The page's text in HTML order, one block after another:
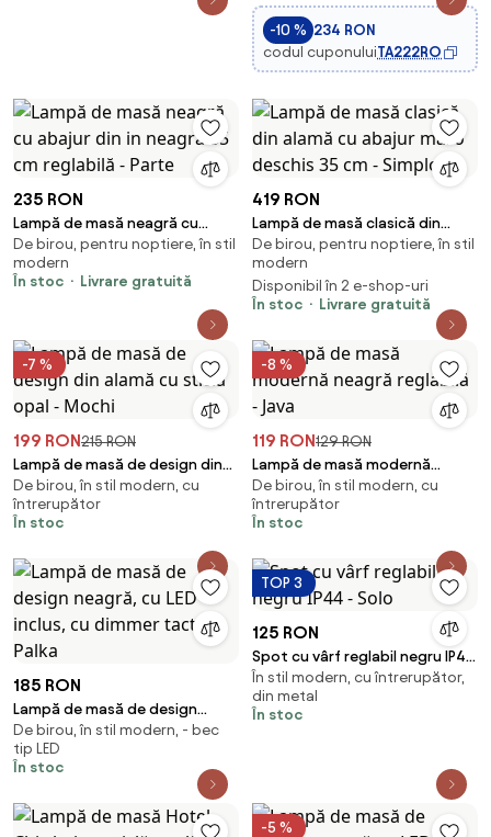
-10 % 234 RON
codul cuponuluiTA222RO
235 RON
Lampă de masă neagră cu
abajur din in neagră 35 cm
reglabilă - Parte
De birou, pentru noptiere, în stil
modern
În stoc
Livrare gratuită
419 RON
Lampă de masă clasică din
alamă cu abajur maro deschis
35 cm - Simplo
De birou, pentru noptiere, în stil
modern
Disponibil în 2 e-shop-uri
În stoc
Livrare gratuită
-7 %
199 RON215 RON
Lampă de masă de design din
alamă cu sticlă opal - Mochi
De birou, în stil modern, cu
întrerupător
În stoc
-8 %
119 RON129 RON
Lampă de masă modernă
neagră reglabilă - Java
De birou, în stil modern, cu
întrerupător
În stoc
185 RON
Lampă de masă de design
neagră, cu LED inclus, cu
dimmer tactil - Palka
De birou, în stil modern, - bec
tip LED
În stoc
TOP 3
125 RON
Spot cu vârf reglabil negru IP44
- Solo
În stil modern, cu întrerupător,
din metal
În stoc
-5 %